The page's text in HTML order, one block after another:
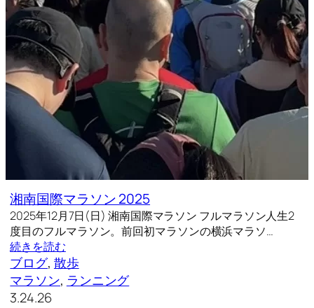
湘南国際マラソン 2025
2025年12月7日(日) 湘南国際マラソン フルマラソン人生2
度目のフルマラソン。前回初マラソンの横浜マラソ…
続きを読む
ブログ, 散歩
マラソン, ランニング
3.24.26